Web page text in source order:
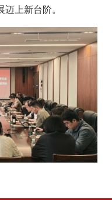
上新台阶。